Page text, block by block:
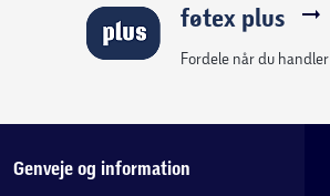
føtex plus
Fordele når du handler
Genveje og information